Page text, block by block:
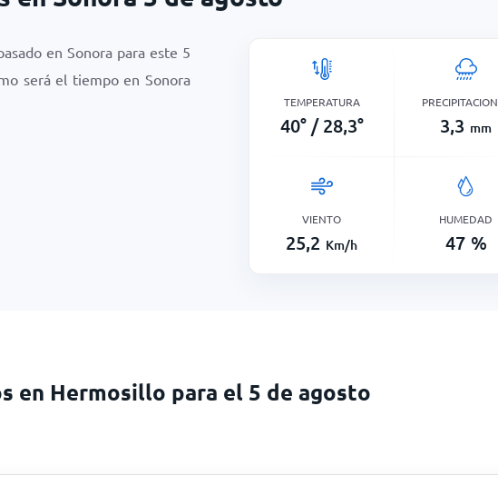
en Sonora para este 5
será el tiempo en Sonora
TEMPERATURA
40° / 28,3° 3,3 mm
VIENTO
25,2 Km/h
HUMEDAD
47 %
en Hermosillo para el 5 de agosto